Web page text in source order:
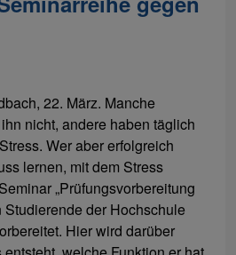
22. März. Manche
nicht, andere haben täglich
Wer aber erfolgreich
lernen, mit dem Stress
„Prüfungsvorbereitung
der Hochschule
Hier wird darüber